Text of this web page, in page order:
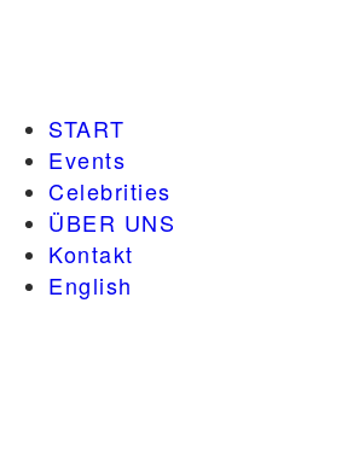
START
Events
Celebrities
ÜBER UNS
Kontakt
English